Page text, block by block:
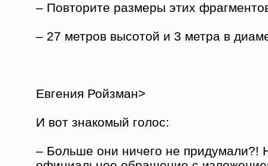
– Повторите размеры этих
– 27 метров высотой и 3 метра в
Евгения Ройзман>
И вот знакомый голос:
– Больше они ничего не придумали?!